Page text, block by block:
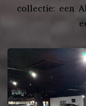
collectie: een